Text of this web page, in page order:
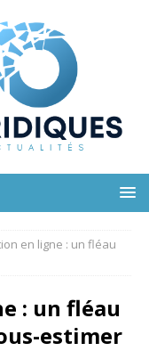
en ligne : un fléau
: un fléau
estimer